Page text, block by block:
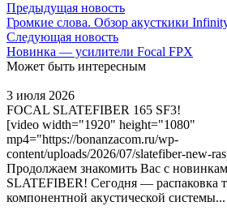
Предыдущая новость
Громкие слова. Обзор акусткики
Следующая новость
Новинка — усилители Focal FPX
Может быть интересным
3 июля 2026
FOCAL SLATEFIBER 165 SF3!
[video width="1920" height="1080"
mp4="https://bonanzacom.ru/wp-
content/uploads/2026/07/slatefiber-new-
Продолжаем знакомить Вас с
SLATEFIBER! Сегодня — распаковка
компонентной акустической системы...